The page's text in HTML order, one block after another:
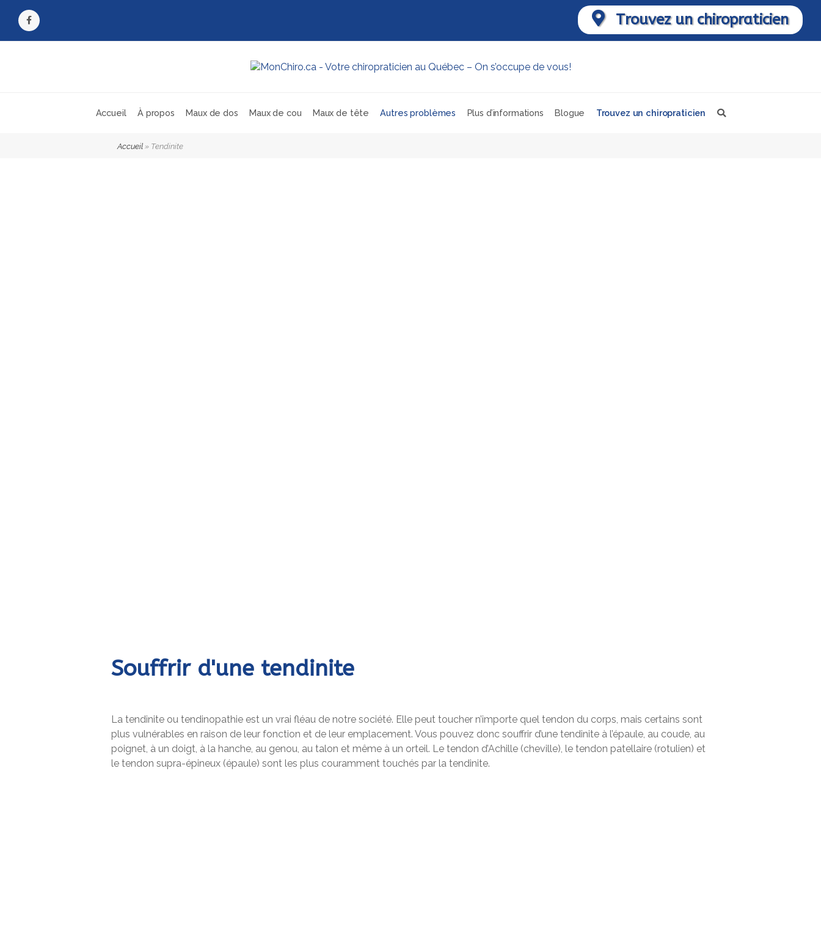
Trouvez un chiropraticien
Facebook
Accueil À propos Maux de dos Maux de cou Maux de tête Autres problèmes Plus d’informations Blogue Trouvez un chiropraticien
Accueil » Tendinite
Souffrir d'une tendinite
La tendinite ou tendinopathie est un vrai fléau de notre société. Elle peut toucher n’importe quel tendon du corps, mais certains sont
plus vulnérables en raison de leur fonction et de leur emplacement. Vous pouvez donc souffrir d’une tendinite à l’épaule, au coude, au
poignet, à un doigt, à la hanche, au genou, au talon et même à un orteil. Le tendon d’Achille (cheville), le tendon patellaire (rotulien) et
le tendon supra-épineux (épaule) sont les plus couramment touchés par la tendinite.